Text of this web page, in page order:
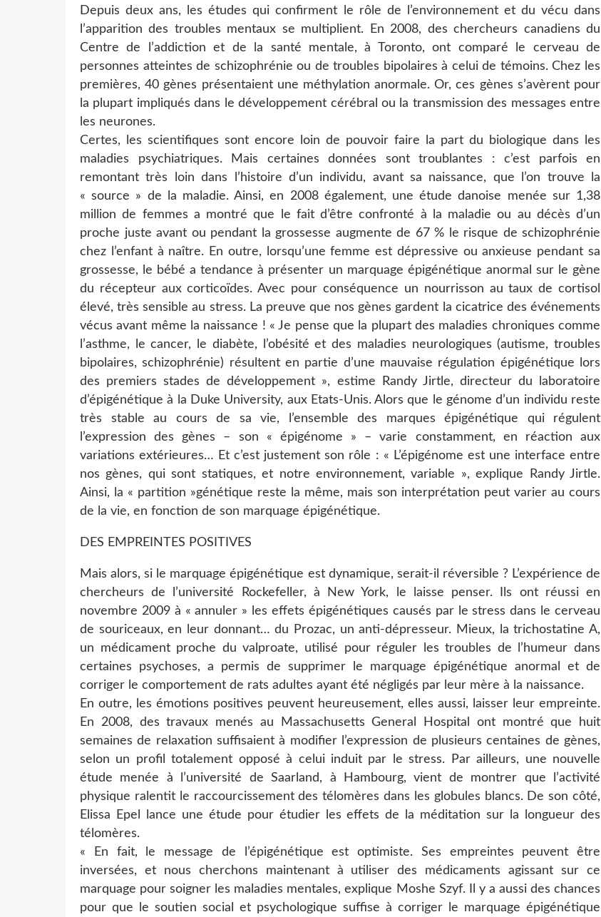
Depuis deux ans, les études qui confirment le rôle de l’environnement et du vécu dans
l’apparition des troubles mentaux se multiplient. En 2008, des chercheurs canadiens du
Centre de l’addiction et de la santé mentale, à Toronto, ont comparé le cerveau de
personnes atteintes de schizophrénie ou de troubles bipolaires à celui de témoins. Chez les
premières, 40 gènes présentaient une méthylation anormale. Or, ces gènes s’avèrent pour
la plupart impliqués dans le développement cérébral ou la transmission des messages entre
les neurones.
Certes, les scientifiques sont encore loin de pouvoir faire la part du biologique dans les
maladies psychiatriques. Mais certaines données sont troublantes : c’est parfois en
remontant très loin dans l’histoire d’un individu, avant sa naissance, que l’on trouve la
« source » de la maladie. Ainsi, en 2008 également, une étude danoise menée sur 1,38
million de femmes a montré que le fait d’être confronté à la maladie ou au décès d’un
proche juste avant ou pendant la grossesse augmente de 67 % le risque de schizophrénie
chez l’enfant à naître. En outre, lorsqu’une femme est dépressive ou anxieuse pendant sa
grossesse, le bébé a tendance à présenter un marquage épigénétique anormal sur le gène
du récepteur aux corticoïdes. Avec pour conséquence un nourrisson au taux de cortisol
élevé, très sensible au stress. La preuve que nos gènes gardent la cicatrice des événements
vécus avant même la naissance ! « Je pense que la plupart des maladies chroniques comme
l’asthme, le cancer, le diabète, l’obésité et des maladies neurologiques (autisme, troubles
bipolaires, schizophrénie) résultent en partie d’une mauvaise régulation épigénétique lors
des premiers stades de développement », estime Randy Jirtle, directeur du laboratoire
d’épigénétique à la Duke University, aux Etats-Unis. Alors que le génome d’un individu reste
très stable au cours de sa vie, l’ensemble des marques épigénétique qui régulent
l’expression des gènes – son « épigénome » – varie constamment, en réaction aux
variations extérieures… Et c’est justement son rôle : « L’épigénome est une interface entre
nos gènes, qui sont statiques, et notre environnement, variable », explique Randy Jirtle.
Ainsi, la « partition »génétique reste la même, mais son interprétation peut varier au cours
de la vie, en fonction de son marquage épigénétique.
DES EMPREINTES POSITIVES
Mais alors, si le marquage épigénétique est dynamique, serait-il réversible ? L’expérience de
chercheurs de l’université Rockefeller, à New York, le laisse penser. Ils ont réussi en
novembre 2009 à « annuler » les effets épigénétiques causés par le stress dans le cerveau
de souriceaux, en leur donnant… du Prozac, un anti-dépresseur. Mieux, la trichostatine A,
un médicament proche du valproate, utilisé pour réguler les troubles de l’humeur dans
certaines psychoses, a permis de supprimer le marquage épigénétique anormal et de
corriger le comportement de rats adultes ayant été négligés par leur mère à la naissance.
En outre, les émotions positives peuvent heureusement, elles aussi, laisser leur empreinte.
En 2008, des travaux menés au Massachusetts General Hospital ont montré que huit
semaines de relaxation suffisaient à modifier l’expression de plusieurs centaines de gènes,
selon un profil totalement opposé à celui induit par le stress. Par ailleurs, une nouvelle
étude menée à l’université de Saarland, à Hambourg, vient de montrer que l’activité
physique ralentit le raccourcissement des télomères dans les globules blancs. De son côté,
Elissa Epel lance une étude pour étudier les effets de la méditation sur la longueur des
télomères.
« En fait, le message de l’épigénétique est optimiste. Ses empreintes peuvent être
inversées, et nous cherchons maintenant à utiliser des médicaments agissant sur ce
marquage pour soigner les maladies mentales, explique Moshe Szyf. Il y a aussi des chances
pour que le soutien social et psychologique suffise à corriger le marquage épigénétique